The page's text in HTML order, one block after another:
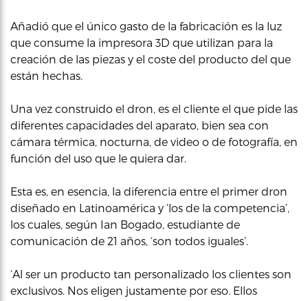
Añadió que el único gasto de la fabricación es la luz
que consume la impresora 3D que utilizan para la
creación de las piezas y el coste del producto del que
están hechas.
Una vez construido el dron, es el cliente el que pide las
diferentes capacidades del aparato, bien sea con
cámara térmica, nocturna, de video o de fotografía, en
función del uso que le quiera dar.
Esta es, en esencia, la diferencia entre el primer dron
diseñado en Latinoamérica y ‘los de la competencia’,
los cuales, según Ian Bogado, estudiante de
comunicación de 21 años, ‘son todos iguales’.
‘Al ser un producto tan personalizado los clientes son
exclusivos. Nos eligen justamente por eso. Ellos